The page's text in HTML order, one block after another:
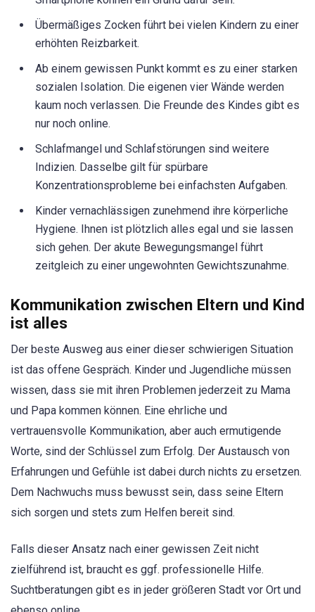
Übermäßiges Zocken führt bei vielen Kindern zu einer
erhöhten Reizbarkeit.
Ab einem gewissen Punkt kommt es zu einer starken
sozialen Isolation. Die eigenen vier Wände werden
kaum noch verlassen. Die Freunde des Kindes gibt es
nur noch online.
Schlafmangel und Schlafstörungen sind weitere
Indizien. Dasselbe gilt für spürbare
Konzentrationsprobleme bei einfachsten Aufgaben.
Kinder vernachlässigen zunehmend ihre körperliche
Hygiene. Ihnen ist plötzlich alles egal und sie lassen
sich gehen. Der akute Bewegungsmangel führt
zeitgleich zu einer ungewohnten Gewichtszunahme.
Kommunikation zwischen Eltern und Kind
ist alles
Der beste Ausweg aus einer dieser schwierigen Situation
ist das offene Gespräch. Kinder und Jugendliche müssen
wissen, dass sie mit ihren Problemen jederzeit zu Mama
und Papa kommen können. Eine ehrliche und
vertrauensvolle Kommunikation, aber auch ermutigende
Worte, sind der Schlüssel zum Erfolg. Der Austausch von
Erfahrungen und Gefühle ist dabei durch nichts zu ersetzen.
Dem Nachwuchs muss bewusst sein, dass seine Eltern
sich sorgen und stets zum Helfen bereit sind.
Falls dieser Ansatz nach einer gewissen Zeit nicht
zielführend ist, braucht es ggf. professionelle Hilfe.
Suchtberatungen gibt es in jeder größeren Stadt vor Ort und